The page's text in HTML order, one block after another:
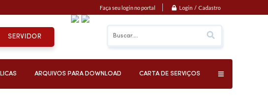
Faça seu login no portal Login / Cadastro
SERVIDOR
ARQUIVOS PARA DOWNLOAD CARTA DE SERVIÇOS